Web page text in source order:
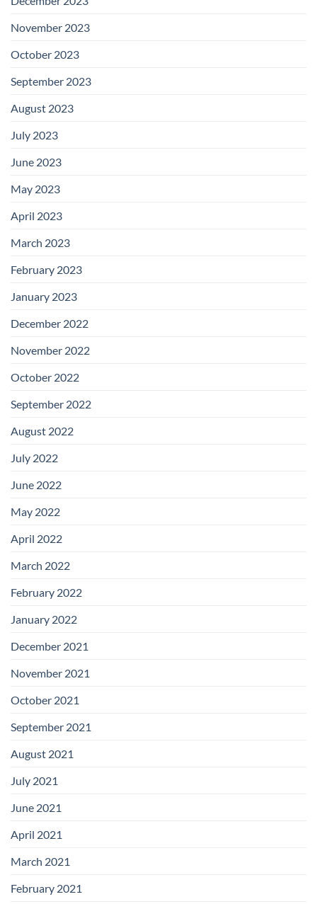
November 2023
October 2023
September 2023
August 2023
July 2023
June 2023
May 2023
April 2023
March 2023
February 2023
January 2023
December 2022
November 2022
October 2022
September 2022
August 2022
July 2022
June 2022
May 2022
April 2022
March 2022
February 2022
January 2022
December 2021
November 2021
October 2021
September 2021
August 2021
July 2021
June 2021
April 2021
March 2021
February 2021